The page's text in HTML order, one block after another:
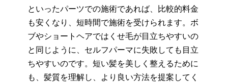
といったパーツでの施術であれば、比較的料金
も安くなり、短時間で施術を受けられます。ボ
ブやショートヘアではくせ毛が目立ちやすいの
と同じ ように、セルフパーマに失敗しても目立
ちやすいのです。短い髪を美しく整えるために
も、髪質を理解し、より良い方法を提案してく